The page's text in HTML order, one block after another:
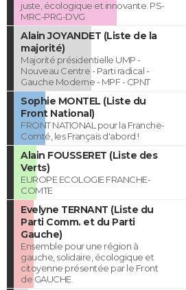
juste, écologique et innovante. PS-
MRC-PRG-DVG
Alain JOYANDET (Liste de la
majorité)
Majorité présidentielle UMP -
Nouveau Centre - Parti radical -
Gauche Moderne - MPF - CPNT
Sophie MONTEL (Liste du
Front National)
FRONT NATIONAL pour la Franche-
Comté, les Français d'abord !
Alain FOUSSERET (Liste des
Verts)
EUROPE ECOLOGIE FRANCHE-
COMTE
Evelyne TERNANT (Liste du
Parti Comm. et du Parti
Gauche)
Ensemble pour une région à
gauche, solidaire, écologique et
citoyenne présentée par le Front
de GAUCHE.